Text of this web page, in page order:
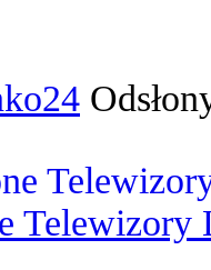
Telewizory